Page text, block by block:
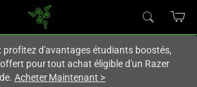
sur le site
profitez d'avantages étudiants boostés,
pour tout achat éligible d'un Razer
Acheter Maintenant >